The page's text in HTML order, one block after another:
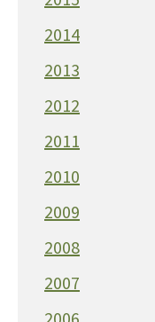
2014
2013
2012
2011
2010
2009
2008
2007
2006